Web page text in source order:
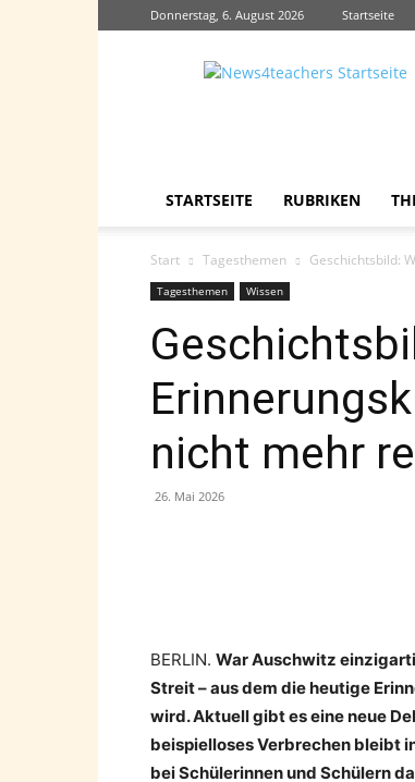
Donnerstag, 6. August 2026 Startseite
News4teachers
STARTSEITE RUBRIKEN
Start Tagesthemen Geschichtsbild:
Tagesthemen Wissen
nicht mehr
26. Mai 2026
BERLIN. War Auschwitz
Streit – aus dem die heutige
wird. Aktuell gibt es eine neue
beispielloses Verbrechen bleibt
bei Schülerinnen und Schülern